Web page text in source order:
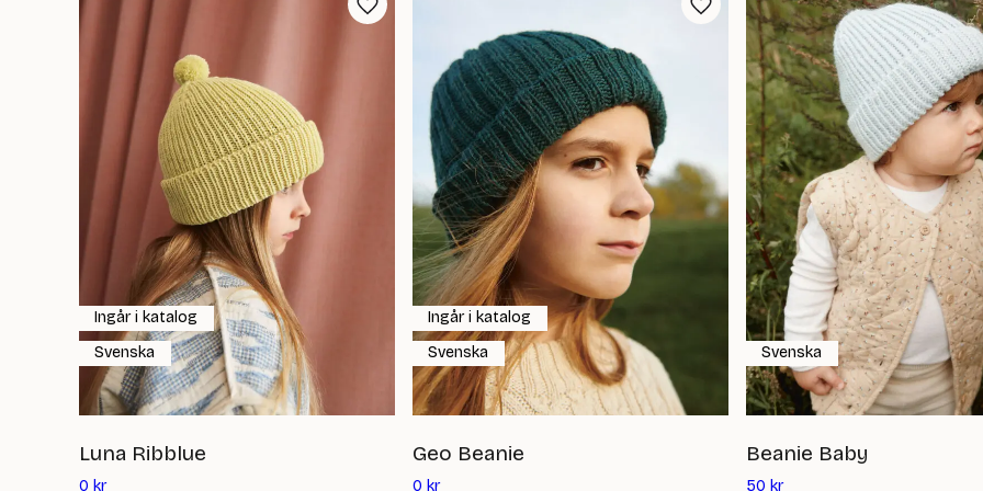
Luna Ribblue
0 krDet
Ingår i katalog
Svenska
Geo Beanie
0 krDet
Ingår i katalog
Svenska
Beanie Baby
50 krDet
Svenska